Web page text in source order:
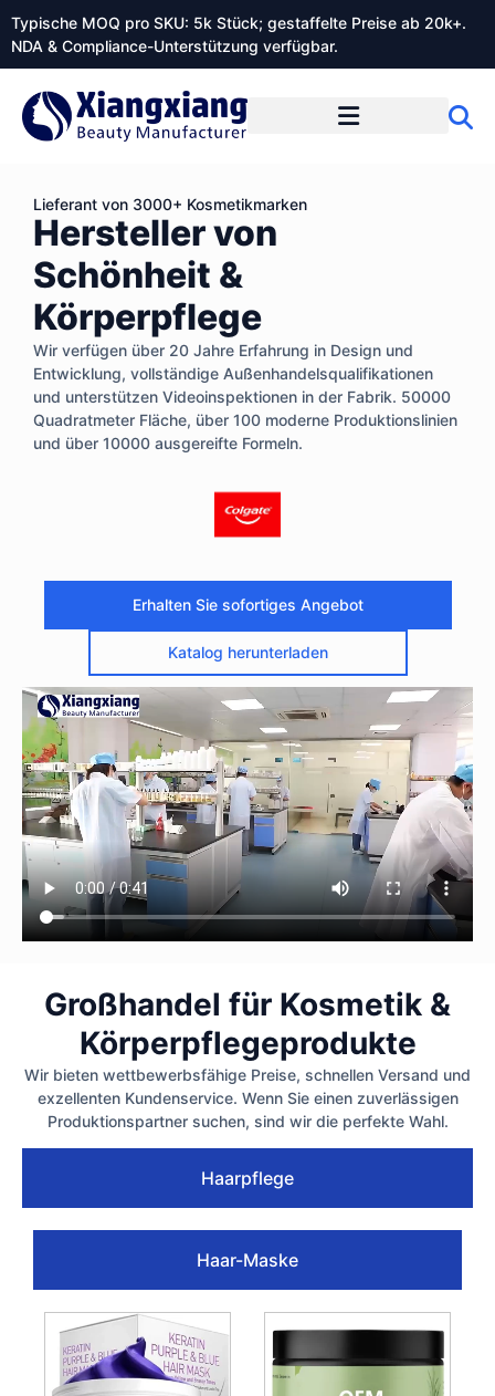
Typische MOQ pro SKU: 5k Stück; gestaffelte Preise ab 20k+.
NDA & Compliance-Unterstützung verfügbar.
Lieferant von 3000+ Kosmetikmarken
Hersteller von
Schönheit &
Körperpflege
Wir verfügen über 20 Jahre Erfahrung in Design und
Entwicklung, vollständige Außenhandelsqualifikationen
und unterstützen Videoinspektionen in der Fabrik. 50000
Quadratmeter Fläche, über 100 moderne Produktionslinien
und über 10000 ausgereifte Formeln.
Erhalten Sie sofortiges Angebot
Katalog herunterladen
Großhandel für Kosmetik &
Körperpflegeprodukte
Wir bieten wettbewerbsfähige Preise, schnellen Versand und
exzellenten Kundenservice. Wenn Sie einen zuverlässigen
Produktionspartner suchen, sind wir die perfekte Wahl.
Haarpflege
Haar-Maske